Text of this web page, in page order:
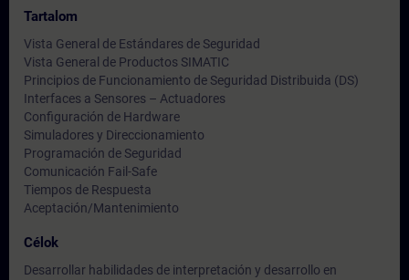
Tartalom
Vista General de Estándares de Seguridad
Vista General de Productos SIMATIC
Principios de Funcionamiento de Seguridad Distribuida (DS)
Interfaces a Sensores – Actuadores
Configuración de Hardware
Simuladores y Direccionamiento
Programación de Seguridad
Comunicación Fail-Safe
Tiempos de Respuesta
Aceptación/Mantenimiento
Célok
Desarrollar habilidades de interpretación y desarrollo en